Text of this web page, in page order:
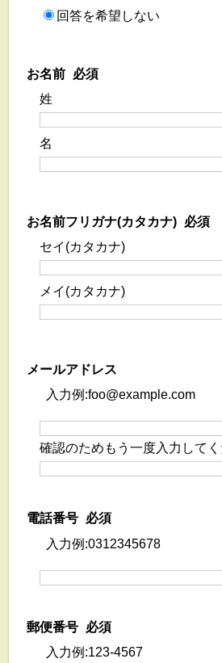
回答を希望しない
お名前
必須
姓
名
お名前フリガナ(カタカナ)
必須
セイ(カタカナ)
メイ(カタカナ)
メールアドレス
入力例:foo@example.com
確認のためもう一度入力して
電話番号
必須
入力例:0312345678
郵便番号
必須
入力例:123-4567